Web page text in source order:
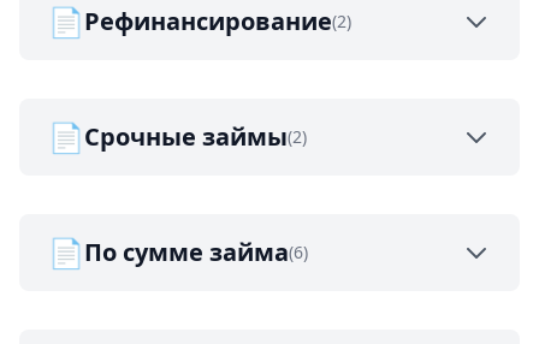
📄Рефинансирование(2)
📄Срочные займы(2)
📄По сумме займа(6)